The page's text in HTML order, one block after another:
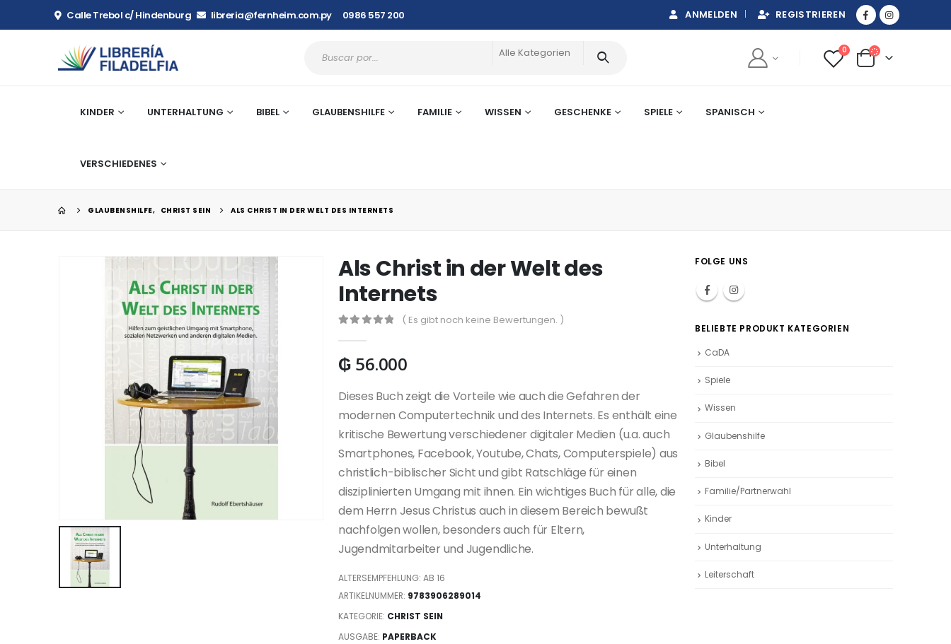
Calle Trebol c/ Hindenburg libreria@fernheim.com.py 0986 557 200 ANMELDEN REGISTRIEREN
Alle Kategorien 0
KINDER UNTERHALTUNG BIBEL GLAUBENSHILFE FAMILIE WISSEN GESCHENKE SPIELE SPANISCH
VERSCHIEDENES
GLAUBENSHILFE, CHRIST SEIN ALS CHRIST IN DER WELT DES INTERNETS
Als Christ in der Welt des
Internets
( Es gibt noch keine Bewertungen. )
₲ 56.000
Dieses Buch zeigt die Vorteile wie auch die Gefahren der
modernen Computertechnik und des Internets. Es enthält eine
kritische Bewertung verschiedener digitaler Medien (u.a. auch
Smartphones, Facebook, Youtube, Chats, Computerspiele) aus
christlich-biblischer Sicht und gibt Ratschläge für einen
disziplinierten Umgang mit ihnen. Ein wichtiges Buch für alle, die
dem Herrn Jesus Christus auch in diesem Bereich bewußt
nachfolgen wollen, besonders auch für Eltern,
Jugendmitarbeiter und Jugendliche.
ALTERSEMPFEHLUNG: AB 16
ARTIKELNUMMER: 9783906289014
KATEGORIE: CHRIST SEIN
AUSGABE: PAPERBACK
FOLGE UNS
BELIEBTE PRODUKT KATEGORIEN
CaDA
Spiele
Wissen
Glaubenshilfe
Bibel
Familie/Partnerwahl
Kinder
Unterhaltung
Leiterschaft